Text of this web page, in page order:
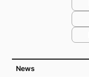
News